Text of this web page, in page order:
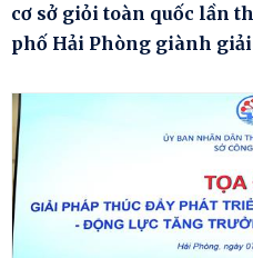
cơ sở giỏi toàn quốc lần
phố Hải Phòng giành giải